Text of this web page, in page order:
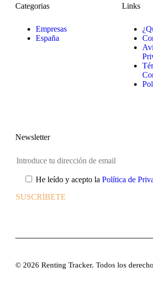
Categorias
Empresas
España
Links
Newsletter
He leído y acepto la Política de
© 2026 Renting Tracker. Todos los